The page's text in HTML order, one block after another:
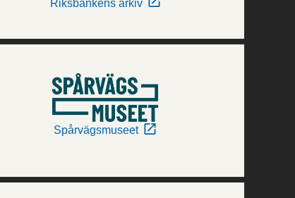
Riksbankens arkiv
Spårvägsmuseet